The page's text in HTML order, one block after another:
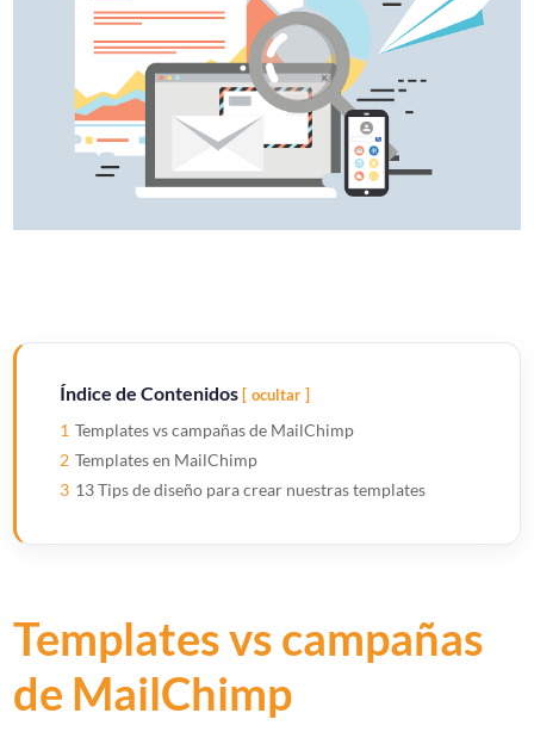
Índice de Contenidos ocultar
1 Templates vs campañas de MailChimp
2 Templates en MailChimp
3 13 Tips de diseño para crear nuestras templates
Templates vs campañas
de MailChimp